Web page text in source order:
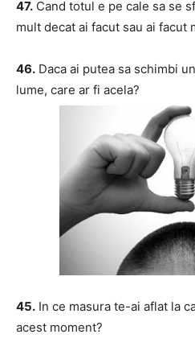
47. Cand totul e pe cale sa se
mult decat ai facut sau ai facut
46. Daca ai putea sa schimbi
lume, care ar fi acela?
45. In ce masura te-ai aflat la
acest moment?